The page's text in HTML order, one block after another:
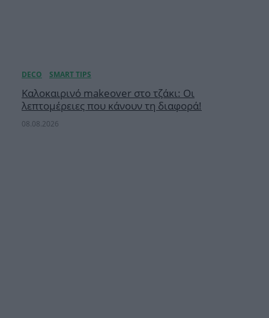
Καλοκαιρινό makeover στο τζάκι: Οι
λεπτομέρειες που κάνουν τη διαφορά!
08.08.2026